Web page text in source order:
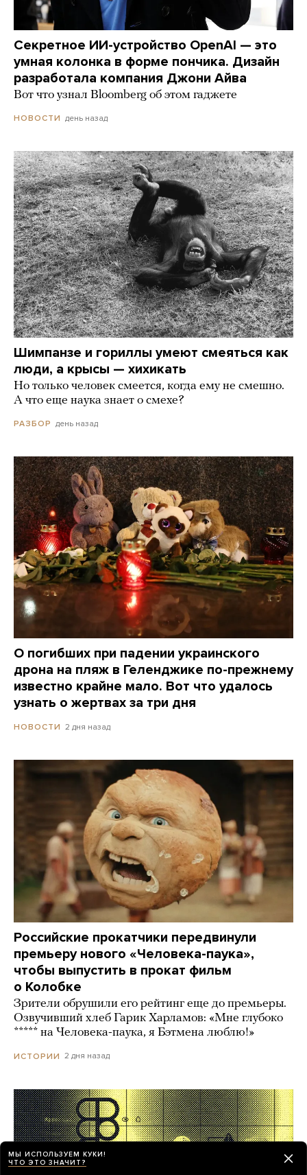
Секретное ИИ-устройство OpenAI — это
умная колонка в форме пончика. Дизайн
разработала компания Джони Айва
Вот что узнал Bloomberg об этом гаджете
НОВОСТИ день назад
Шимпанзе и гориллы умеют смеяться как
люди, а крысы — хихикать
Но только человек смеется, когда ему не смешно.
А что еще наука знает о смехе?
РАЗБОР день назад
О погибших при падении украинского
дрона на пляж в Геленджике по-прежнему
известно крайне мало. Вот что удалось
узнать о жертвах за три дня
НОВОСТИ 2 дня назад
Российские прокатчики передвинули
премьеру нового «Человека-паука»,
чтобы выпустить в прокат фильм
о Колобке
Зрители обрушили его рейтинг еще до премьеры.
Озвучивший хлеб Гарик Харламов: «Мне глубоко
***** на Человека-паука, я Бэтмена люблю!»
ИСТОРИИ 2 дня назад
МЫ ИСПОЛЬЗУЕМ КУКИ!
ЧТО ЭТО ЗНАЧИТ?